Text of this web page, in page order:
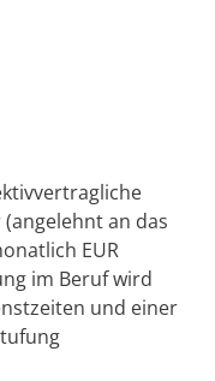
an das
EUR
im Beruf wird
und einer